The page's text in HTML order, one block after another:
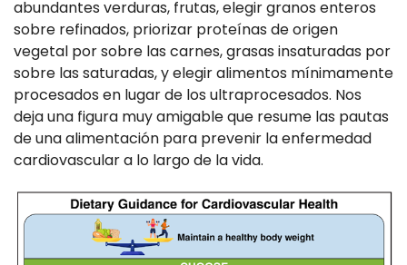
abundantes verduras, frutas, elegir granos enteros
sobre refinados, priorizar proteínas de origen
vegetal por sobre las carnes, grasas insaturadas por
sobre las saturadas, y elegir alimentos mínimamente
procesados en lugar de los ultraprocesados. Nos
deja una figura muy amigable que resume las pautas
de una alimentación para prevenir la enfermedad
cardiovascular a lo largo de la vida.